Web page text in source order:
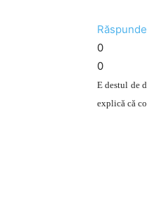
0
0
E destul de
explică că